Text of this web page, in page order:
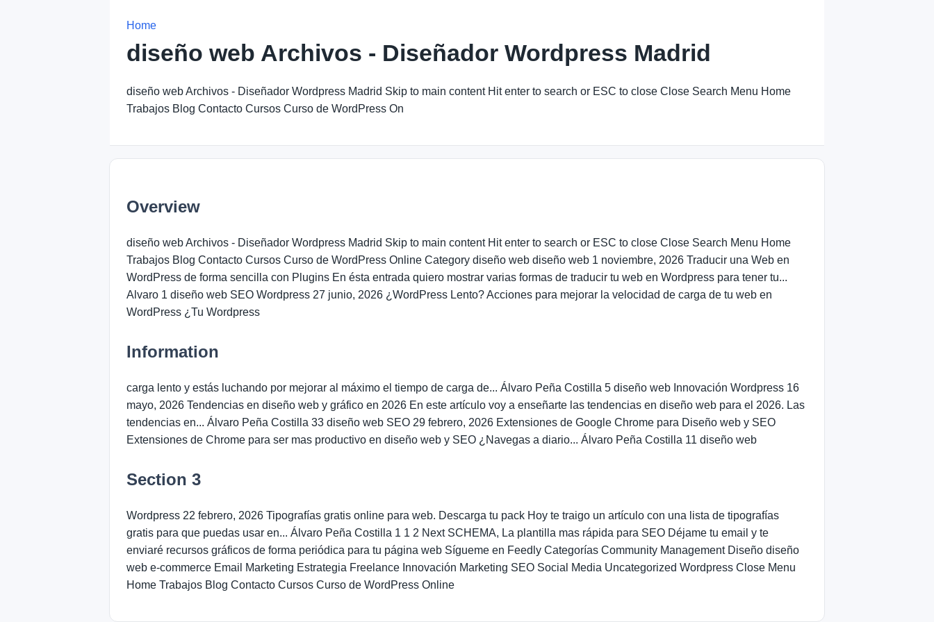
Home
diseño web Archivos - Diseñador Wordpress Madrid
diseño web Archivos - Diseñador Wordpress Madrid Skip to main content Hit enter to search or ESC to close Close Search Menu Home
Trabajos Blog Contacto Cursos Curso de WordPress On
Overview
diseño web Archivos - Diseñador Wordpress Madrid Skip to main content Hit enter to search or ESC to close Close Search Menu Home
Trabajos Blog Contacto Cursos Curso de WordPress Online Category diseño web diseño web 1 noviembre, 2026 Traducir una Web en
WordPress de forma sencilla con Plugins En ésta entrada quiero mostrar varias formas de traducir tu web en Wordpress para tener tu...
Alvaro 1 diseño web SEO Wordpress 27 junio, 2026 ¿WordPress Lento? Acciones para mejorar la velocidad de carga de tu web en
WordPress ¿Tu Wordpress
Information
carga lento y estás luchando por mejorar al máximo el tiempo de carga de... Álvaro Peña Costilla 5 diseño web Innovación Wordpress 16
mayo, 2026 Tendencias en diseño web y gráfico en 2026 En este artículo voy a enseñarte las tendencias en diseño web para el 2026. Las
tendencias en... Álvaro Peña Costilla 33 diseño web SEO 29 febrero, 2026 Extensiones de Google Chrome para Diseño web y SEO
Extensiones de Chrome para ser mas productivo en diseño web y SEO ¿Navegas a diario... Álvaro Peña Costilla 11 diseño web
Section 3
Wordpress 22 febrero, 2026 Tipografías gratis online para web. Descarga tu pack Hoy te traigo un artículo con una lista de tipografías
gratis para que puedas usar en... Álvaro Peña Costilla 1 1 2 Next SCHEMA, La plantilla mas rápida para SEO Déjame tu email y te
enviaré recursos gráficos de forma periódica para tu página web Sígueme en Feedly Categorías Community Management Diseño diseño
web e-commerce Email Marketing Estrategia Freelance Innovación Marketing SEO Social Media Uncategorized Wordpress Close Menu
Home Trabajos Blog Contacto Cursos Curso de WordPress Online